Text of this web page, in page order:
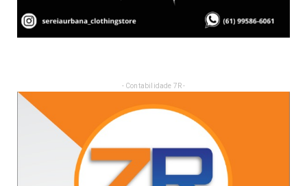
- Contabilidade 7R -